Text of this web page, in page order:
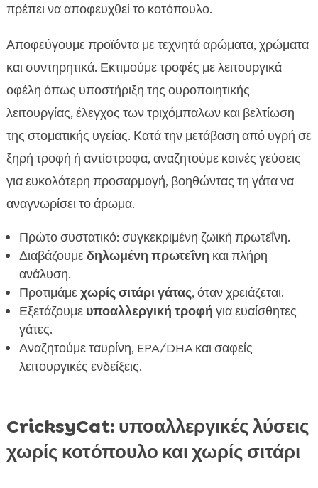
πρέπει να αποφευχθεί το κοτόπουλο.
Αποφεύγουμε προϊόντα με τεχνητά αρώματα, χρώματα
και συντηρητικά. Εκτιμούμε τροφές με λειτουργικά
οφέλη όπως υποστήριξη της ουροποιητικής
λειτουργίας, έλεγχος των τριχόμπαλων και βελτίωση
της στοματικής υγείας. Κατά την μετάβαση από υγρή σε
ξηρή τροφή ή αντίστροφα, αναζητούμε κοινές γεύσεις
για ευκολότερη προσαρμογή, βοηθώντας τη γάτα να
αναγνωρίσει το άρωμα.
Πρώτο συστατικό: συγκεκριμένη ζωική πρωτεΐνη.
Διαβάζουμεδηλωμένη πρωτεΐνη και πλήρη
ανάλυση.
Προτιμάμεχωρίς σιτάρι γάτας, όταν χρειάζεται.
Εξετάζουμε υποαλλεργική τροφή για ευαίσθητες
γάτες.
Αναζητούμε ταυρίνη, EPA/DHA και σαφείς
λειτουργικές ενδείξεις.
CricksyCat: υποαλλεργικές λύσεις
χωρίς κοτόπουλο και χωρίς σιτάρι